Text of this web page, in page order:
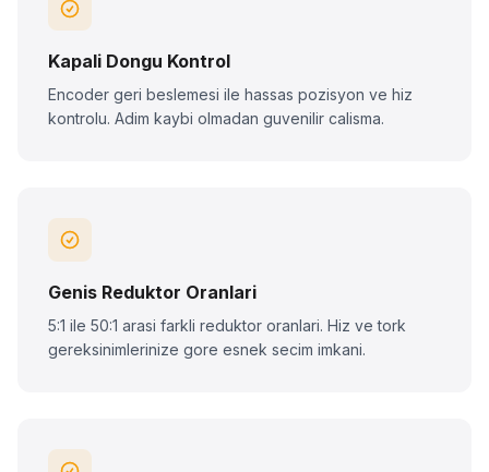
Kapali Dongu Kontrol
Encoder geri beslemesi ile hassas pozisyon ve hiz
kontrolu. Adim kaybi olmadan guvenilir calisma.
Genis Reduktor Oranlari
5:1 ile 50:1 arasi farkli reduktor oranlari. Hiz ve tork
gereksinimlerinize gore esnek secim imkani.